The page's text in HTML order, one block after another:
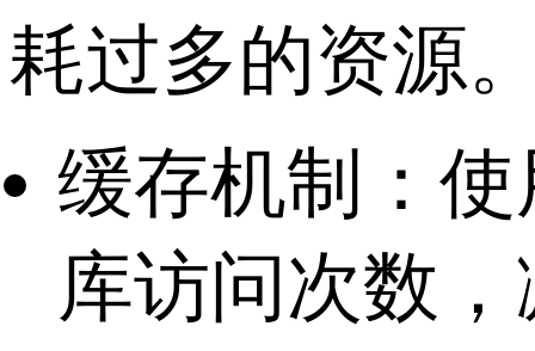
耗过多的资源
缓存机制：使
库访问次数